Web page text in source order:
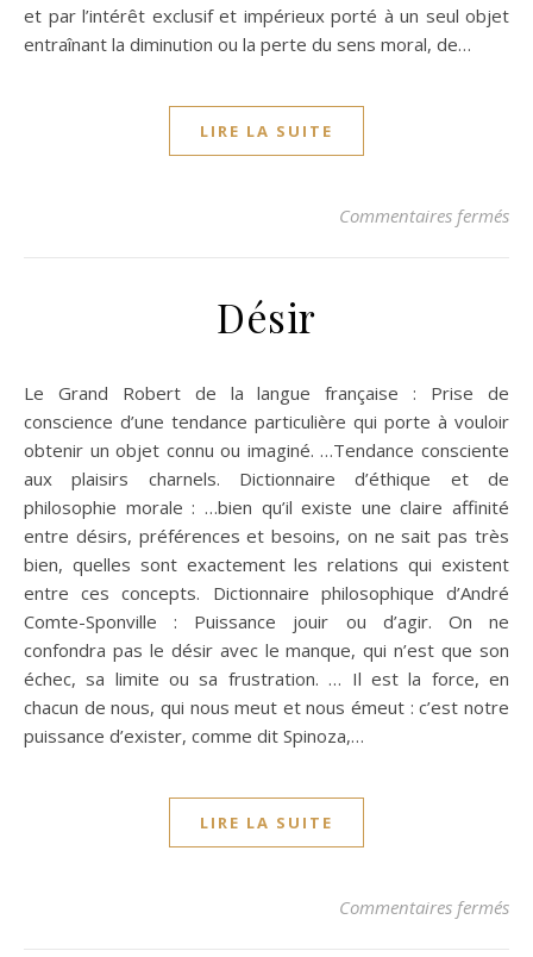
et par l’intérêt exclusif et impérieux porté à un seul objet
entraînant la diminution ou la perte du sens moral, de…
LIRE LA SUITE
Commentaires fermés
Désir
Le Grand Robert de la langue française : Prise de
conscience d’une tendance particulière qui porte à vouloir
obtenir un objet connu ou imaginé. …Tendance consciente
aux plaisirs charnels. Dictionnaire d’éthique et de
philosophie morale : …bien qu’il existe une claire affinité
entre désirs, préférences et besoins, on ne sait pas très
bien, quelles sont exactement les relations qui existent
entre ces concepts. Dictionnaire philosophique d’André
Comte-Sponville : Puissance jouir ou d’agir. On ne
confondra pas le désir avec le manque, qui n’est que son
échec, sa limite ou sa frustration. … Il est la force, en
chacun de nous, qui nous meut et nous émeut : c’est notre
puissance d’exister, comme dit Spinoza,…
LIRE LA SUITE
Commentaires fermés